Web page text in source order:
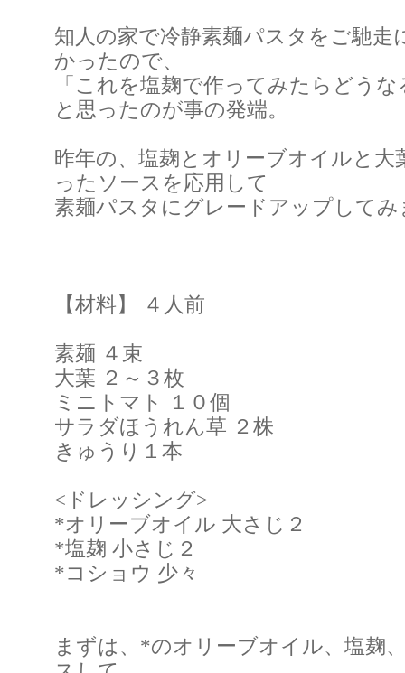
知人の家で冷静素麺パスタをご馳走
かったので、
「これを塩麹で作ってみたらどう
と思ったのが事の発端。
昨年の、塩麹とオリーブオイルと大
ったソースを応用して
素麺パスタにグレードアップしてみ
【材料】 ４人前
素麺 ４束
大葉 ２～３枚
ミニトマト １０個
サラダほうれん草 ２株
きゅうり１本
<ドレッシング>
*オリーブオイル 大さじ２
*塩麹 小さじ２
*コショウ 少々
まずは、*のオリーブオイル、塩麹